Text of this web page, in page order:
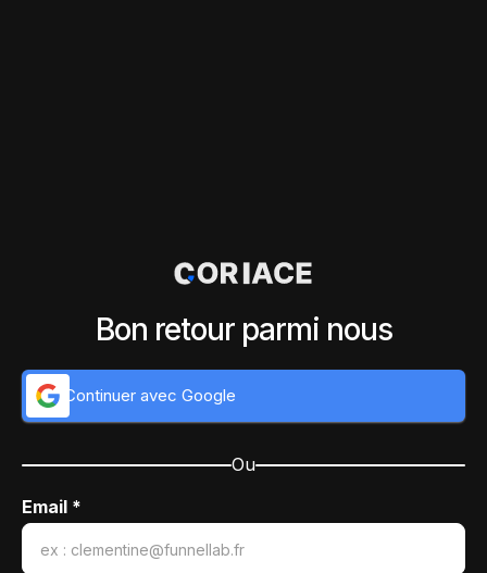
Bon retour parmi nous
Continuer avec Google
Ou
Email *